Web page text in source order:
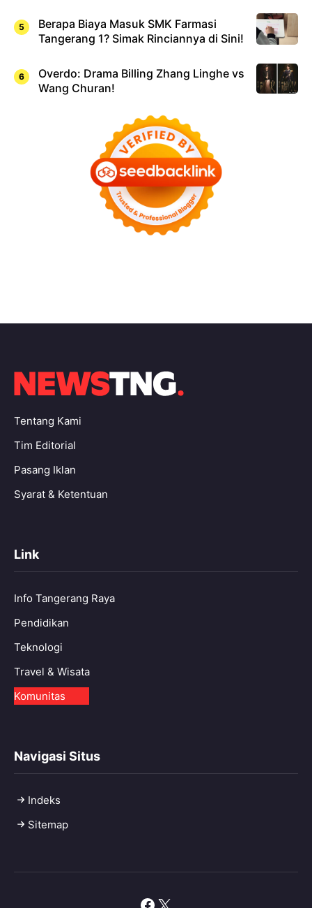
Berapa Biaya Masuk SMK Farmasi
Tangerang 1? Simak Rinciannya di Sini!
Overdo: Drama Billing Zhang Linghe vs
Wang Churan!
Tentang Kami
Tim Editorial
Pasang Iklan
Syarat & Ketentuan
Link
Info Tangerang Raya
Pendidikan
Teknologi
Travel & Wisata
Komunitas
Navigasi Situs
Indeks
Sitemap
Facebook
X